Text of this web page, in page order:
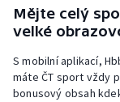
Mějte celý
velké
S mobilní aplikací,
máte ČT sport vždy
bonusový obsah